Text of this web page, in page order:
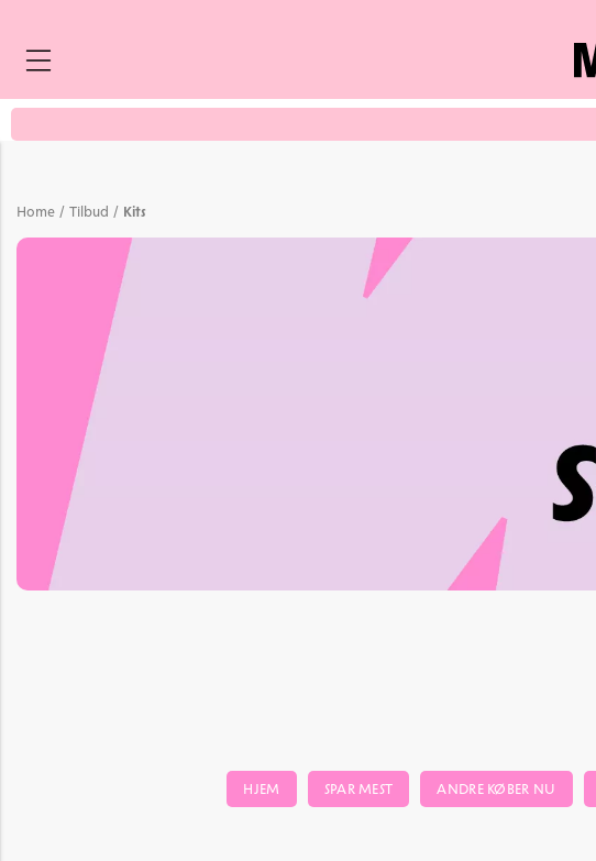
Home / Tilbud / Kits
HJEM SPAR MEST ANDRE KØBER NU